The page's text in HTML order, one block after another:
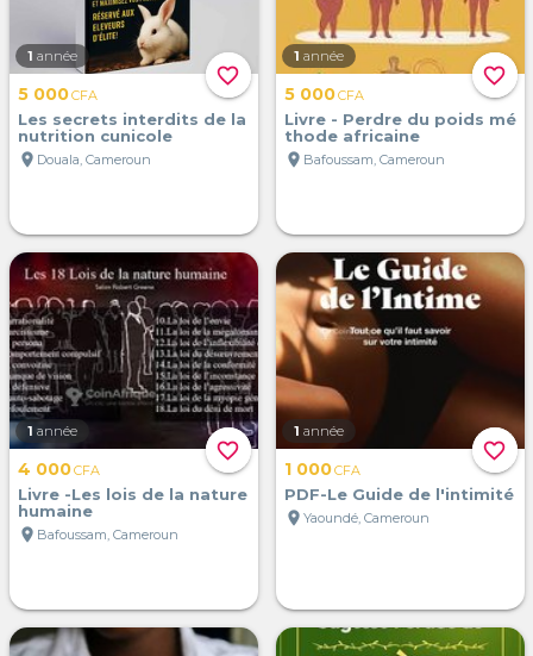
favorite_border
1 année
5 000CFA
Les secrets interdits de la
nutrition cunicole
location_on Douala, Cameroun
favorite_border
1 année
5 000CFA
Livre - Perdre du poids mé
thode africaine
location_on Bafoussam, Cameroun
favorite_border
1 année
4 000CFA
Livre -Les lois de la nature
humaine
location_on Bafoussam, Cameroun
favorite_border
1 année
1 000CFA
PDF-Le Guide de l'intimité
location_on Yaoundé, Cameroun